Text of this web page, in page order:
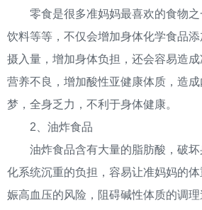
零食是很多准妈妈最喜欢的食物之
饮料等等，不仅会增加身体化学食品
摄入量，增加身体负担，还会容易造成
营养不良，增加酸性亚健康体质，造
梦，全身乏力，不利于身体健康。
2、油炸食品
油炸食品含有大量的脂肪酸，破坏
化系统沉重的负担，容易让准妈妈的
娠高血压的风险，阻碍碱性体质的调